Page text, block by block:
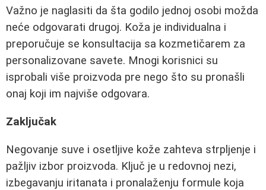
Važno je naglasiti da šta godilo jednoj osobi možda
neće odgovarati drugoj. Koža je individualna i
preporučuje se konsultacija sa kozmetičarem za
personalizovane savete. Mnogi korisnici su
isprobali više proizvoda pre nego što su pronašli
onaj koji im najviše odgovara.
Zaključak
Negovanje suve i osetljive kože zahteva strpljenje i
pažljiv izbor proizvoda. Ključ je u redovnoj nezi,
izbegavanju iritanata i pronalaženju formule koja